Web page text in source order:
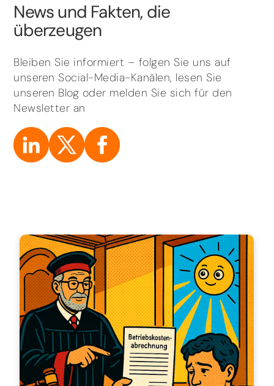
News und Fakten, die
überzeugen
Bleiben Sie informiert – folgen Sie uns auf
unseren Social-Media-Kanälen, lesen Sie
unseren Blog oder melden Sie sich für den
Newsletter an